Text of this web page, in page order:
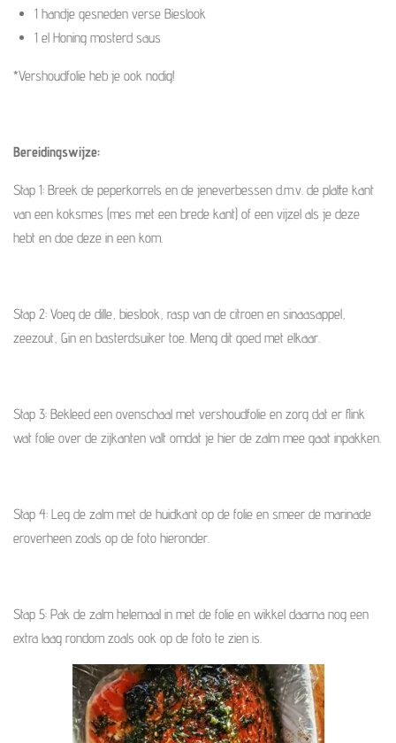
1 handje gesneden verse Bieslook
1 el Honing mosterd saus
*Vershoudfolie heb je ook nodig!
Bereidingswijze:
Stap 1: Breek de peperkorrels en de jeneverbessen d.m.v. de platte kant
van een koksmes (mes met een brede kant) of een vijzel als je deze
hebt en doe deze in een kom.
Stap 2: Voeg de dille, bieslook, rasp van de citroen en sinaasappel,
zeezout, Gin en basterdsuiker toe. Meng dit goed met elkaar.
Stap 3: Bekleed een ovenschaal met vershoudfolie en zorg dat er flink
wat folie over de zijkanten valt omdat je hier de zalm mee gaat inpakken.
Stap 4: Leg de zalm met de huidkant op de folie en smeer de marinade
eroverheen zoals op de foto hieronder.
Stap 5: Pak de zalm helemaal in met de folie en wikkel daarna nog een
extra laag rondom zoals ook op de foto te zien is.